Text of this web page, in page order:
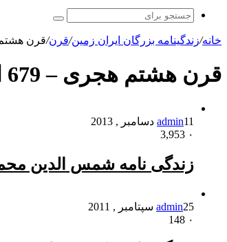
جستجو
خانه/زندگینامه بزرگان ایران زمین/قرن/قرن هشتم هجری -
قرن هشتم هجری – 679 الی 776 شمسی
admin11 دسامبر , 2013
۰
زندگی نامه شمس الدین
admin25 سپتامبر , 2011
۰